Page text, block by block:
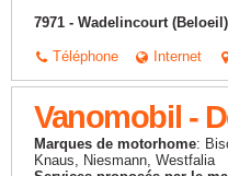
7971 - Wadelincourt (Beloeil)
Téléphone Internet
Vanomobil -
Marques de motorhome:
Knaus, Niesmann, Westfalia